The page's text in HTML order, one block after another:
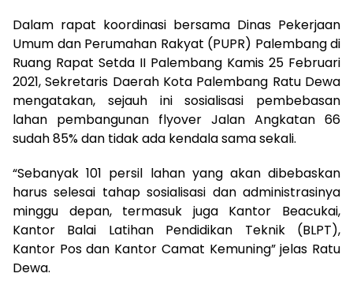
Dalam rapat koordinasi bersama Dinas Pekerjaan
Umum dan Perumahan Rakyat (PUPR) Palembang di
Ruang Rapat Setda II Palembang Kamis 25 Februari
2021, Sekretaris Daerah Kota Palembang Ratu Dewa
mengatakan, sejauh ini sosialisasi pembebasan
lahan pembangunan flyover Jalan Angkatan 66
sudah 85% dan tidak ada kendala sama sekali.
“Sebanyak 101 persil lahan yang akan dibebaskan
harus selesai tahap sosialisasi dan administrasinya
minggu depan, termasuk juga Kantor Beacukai,
Kantor Balai Latihan Pendidikan Teknik (BLPT),
Kantor Pos dan Kantor Camat Kemuning” jelas Ratu
Dewa.